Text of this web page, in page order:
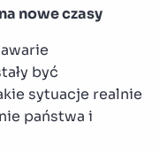
nowe czasy
być
sytuacje realnie
państwa i